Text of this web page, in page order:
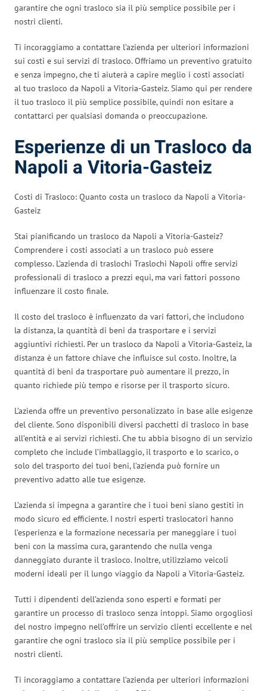
garantire che ogni trasloco sia il più semplice possibile per i
nostri clienti.
Ti incoraggiamo a contattare l’azienda per ulteriori informazioni
sui costi e sui servizi di trasloco. Offriamo un preventivo gratuito
e senza impegno, che ti aiuterà a capire meglio i costi associati
al tuo trasloco da Napoli a Vitoria-Gasteiz. Siamo qui per rendere
il tuo trasloco il più semplice possibile, quindi non esitare a
contattarci per qualsiasi domanda o preoccupazione.
Esperienze di un Trasloco da
Napoli a Vitoria-Gasteiz
Costi di Trasloco: Quanto costa un trasloco da Napoli a Vitoria-
Gasteiz
Stai pianificando un trasloco da Napoli a Vitoria-Gasteiz?
Comprendere i costi associati a un trasloco può essere
complesso. L’azienda di traslochi Traslochi Napoli offre servizi
professionali di trasloco a prezzi equi, ma vari fattori possono
influenzare il costo finale.
Il costo del trasloco è influenzato da vari fattori, che includono
la distanza, la quantità di beni da trasportare e i servizi
aggiuntivi richiesti. Per un trasloco da Napoli a Vitoria-Gasteiz, la
distanza è un fattore chiave che influisce sul costo. Inoltre, la
quantità di beni da trasportare può aumentare il prezzo, in
quanto richiede più tempo e risorse per il trasporto sicuro.
L’azienda offre un preventivo personalizzato in base alle esigenze
del cliente. Sono disponibili diversi pacchetti di trasloco in base
all’entità e ai servizi richiesti. Che tu abbia bisogno di un servizio
completo che include l’imballaggio, il trasporto e lo scarico, o
solo del trasporto dei tuoi beni, l’azienda può fornire un
preventivo adatto alle tue esigenze.
L’azienda si impegna a garantire che i tuoi beni siano gestiti in
modo sicuro ed efficiente. I nostri esperti traslocatori hanno
l’esperienza e la formazione necessaria per maneggiare i tuoi
beni con la massima cura, garantendo che nulla venga
danneggiato durante il trasloco. Inoltre, utilizziamo veicoli
moderni ideali per il lungo viaggio da Napoli a Vitoria-Gasteiz.
Tutti i dipendenti dell’azienda sono esperti e formati per
garantire un processo di trasloco senza intoppi. Siamo orgogliosi
del nostro impegno nell’offrire un servizio clienti eccellente e nel
garantire che ogni trasloco sia il più semplice possibile per i
nostri clienti.
Ti incoraggiamo a contattare l’azienda per ulteriori informazioni